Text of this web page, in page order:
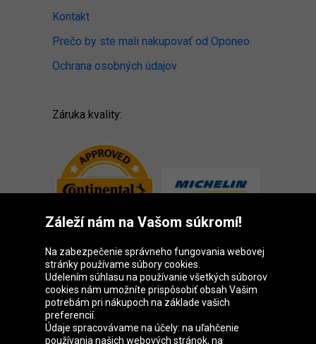
Kontakt
Prečo by ste mali nakupovať od Oponeo
Ochrana osobných údajov
Záruka kvality:
Skupina Oponeo
Záleží nám na Vašom súkromí!
Na zabezpečenie správneho fungovania webovej
stránky používame súbory cookies.
Udelením súhlasu na používanie všetkých súborov
cookies nám umožníte prispôsobiť obsah Vašim
potrebám pri nákupoch na základe vašich
preferencií.
Údaje spracovávame na účely: na uľahčenie
používania našich webových stránok, na